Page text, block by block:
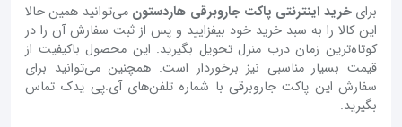
برایخرید اینترنتی پاکت جاروبرقی هاردستون می‌توانید همین حالا
این کالا را به سبد خرید خود بیفزایید و پس از ثبت سفارش آن را در
کوتاه‌ترین زمان درب منزل تحویل بگیرید. این محصول باکیفیت از
قیمت بسیار مناسبی نیز برخوردار است. همچنین می‌توانید برای
سفارش این پاکت جاروبرقی با شماره تلفن‌های آی.پی یدک تماس
بگیرید.